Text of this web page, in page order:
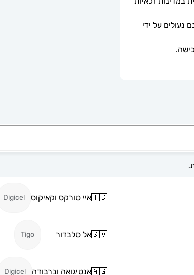
🇹🇨איי טורקס וקאיקוס Digicel
🇸🇻אל סלבדור Tigo
🇦🇬אנטיגואה וברבודה Digicel